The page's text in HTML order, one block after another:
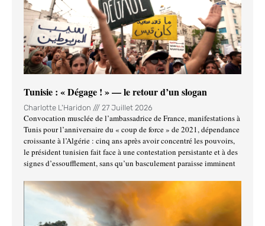
Tunisie : « Dégage ! » — le retour d’un slogan
Charlotte L'Haridon 27 Juillet 2026
Convocation musclée de l’ambassadrice de France, manifestations à
Tunis pour l’anniversaire du « coup de force » de 2021, dépendance
croissante à l’Algérie : cinq ans après avoir concentré les pouvoirs,
le président tunisien fait face à une contestation persistante et à des
signes d’essoufflement, sans qu’un basculement paraisse imminent